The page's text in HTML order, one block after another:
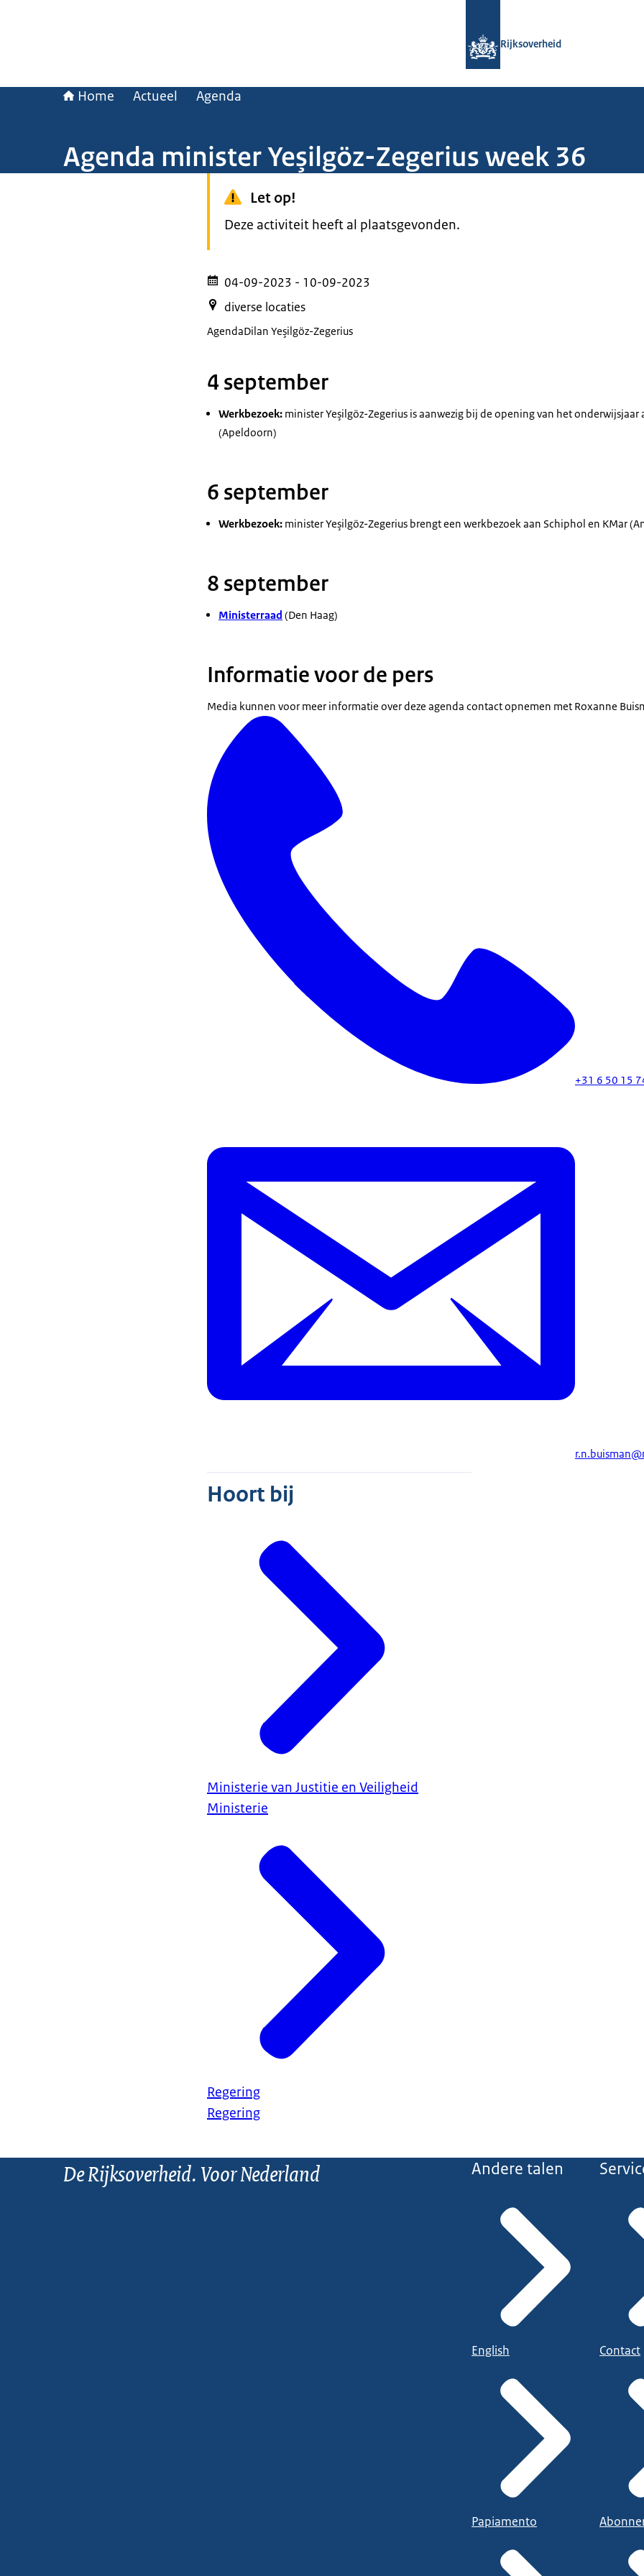
Rijksoverheid
Home Actueel Agenda
Agenda minister Yeşilgöz-Zegerius week 36
Let op!
Deze activiteit heeft al plaatsgevonden.
04-09-2023 - 10-09-2023
diverse locaties
AgendaDilan Yeşilgöz-Zegerius
4 september
Werkbezoek: minister Yeşilgöz-Zegerius is aanwezig bij de opening van het
(Apeldoorn)
6 september
Werkbezoek: minister Yeşilgöz-Zegerius brengt een werkbezoek aan Schiphol en KMar
8 september
Ministerraad (Den Haag)
Informatie voor de pers
Media kunnen voor meer informatie over deze agenda contact opnemen met Roxanne
+31 6 50 15
Hoort bij
Ministerie van Justitie en Veiligheid
Ministerie
Regering
Regering
De Rijksoverheid. Voor Nederland Andere talen
English
Papiamento
Contact